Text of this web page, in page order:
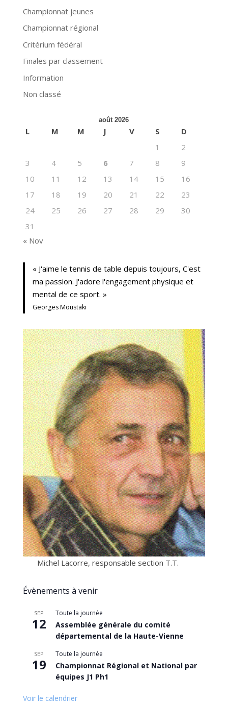
Championnat jeunes
Championnat régional
Critérium fédéral
Finales par classement
Information
Non classé
août 2026
L M M J V S
D
1
2
3
4 5 6 7 8
9
10
11 12 13 14 15
16
17
18 19 20 21 22
23
24
25 26 27 28 29
30
31
« Nov
« J'aime le tennis de table depuis toujours, C'est
ma passion. J'adore l'engagement physique et
mental de ce sport. »
Georges Moustaki
Michel Lacorre, responsable section T.T.
Évènements à venir
SEP
12
Toute la journée
Assemblée générale du comité
départemental de la Haute-Vienne
SEP
19
Toute la journée
Championnat Régional et National par
équipes J1 Ph1
Voir le calendrier